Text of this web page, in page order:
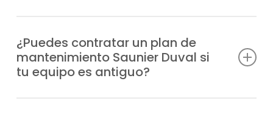
adaptadas a las necesidades de cada
cliente y al tipo de equipo.
¿Puedes contratar un plan de
mantenimiento Saunier Duval si
tu equipo es antiguo?